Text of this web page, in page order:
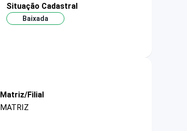
Situação Cadastral
Baixada
Matriz/Filial
MATRIZ